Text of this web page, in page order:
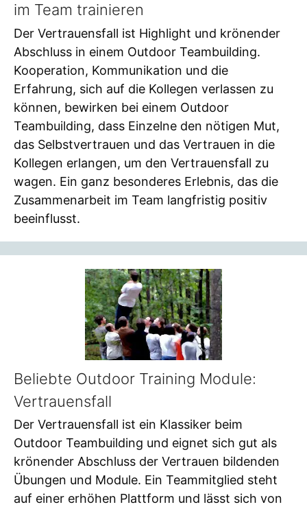
im Team trainieren
Der Vertrauensfall ist Highlight und krönender
Abschluss in einem Outdoor Teambuilding.
Kooperation, Kommunikation und die
Erfahrung, sich auf die Kollegen verlassen zu
können, bewirken bei einem Outdoor
Teambuilding, dass Einzelne den nötigen Mut,
das Selbstvertrauen und das Vertrauen in die
Kollegen erlangen, um den Vertrauensfall zu
wagen. Ein ganz besonderes Erlebnis, das die
Zusammenarbeit im Team langfristig positiv
beeinflusst.
Beliebte Outdoor Training Module:
Vertrauensfall
Der Vertrauensfall ist ein Klassiker beim
Outdoor Teambuilding und eignet sich gut als
krönender Abschluss der Vertrauen bildenden
Übungen und Module. Ein Teammitglied steht
auf einer erhöhen Plattform und lässt sich von